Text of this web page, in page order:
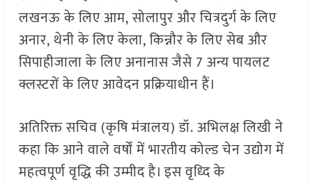
लखनऊ के लिए आम, सोलापुर और चित्रदुर्ग के लिए
अनार, थेनी के लिए केला, किन्नौर के लिए सेब और
सिपाहीजाला के लिए अनानास जैसे 7 अन्य पायलट
क्लस्टरों के लिए आवेदन प्रक्रियाधीन हैं।
अतिरिक्त सचिव (कृषि मंत्रालय) डॉ. अभिलक्ष लिखी ने
कहा कि आने वाले वर्षों में भारतीय कोल्ड चेन उद्योग में
महत्वपूर्ण वृद्धि की उम्मीद है। इस वृध्दि के